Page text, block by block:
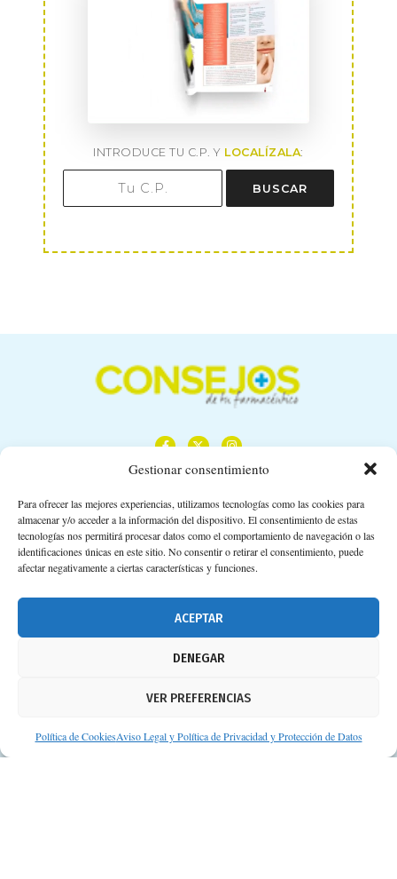
Gestionar consentimiento
Para ofrecer las mejores experiencias, utilizamos tecnologías como las cookies para
almacenar y/o acceder a la información del dispositivo. El consentimiento de estas
tecnologías nos permitirá procesar datos como el comportamiento de navegación o las
identificaciones únicas en este sitio. No consentir o retirar el consentimiento, puede
afectar negativamente a ciertas características y funciones.
ACEPTAR
DENEGAR
VER PREFERENCIAS
Política de CookiesAviso Legal y Política de Privacidad y Protección de Datos
INTRODUCE TU C.P. Y LOCALÍZALA:
BUSCAR
Calle Camino de los Descubrimientos, 11,
Planta 3ª 41092 – Sevilla
674 02 62 03
Aviso legal
Protección de datos personales
Suscripción a Newsletter